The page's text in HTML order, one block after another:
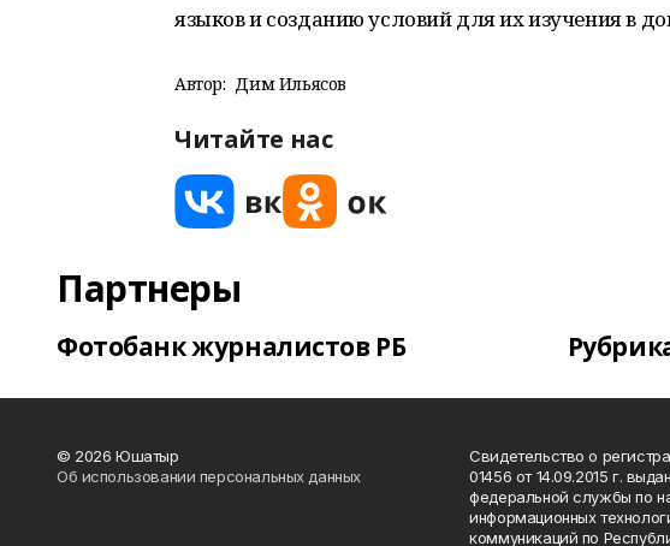
языков и созданию условий для их изучения в
Автор: Дим Ильясов
Читайте нас
Партнеры
Фотобанк журналистов РБ
© 2026 Юшатыр
Об использовании персональных данных
Свидетельство о
01456 от 14.09.2015 г.
федеральной службы по
информационных
коммуникаций по